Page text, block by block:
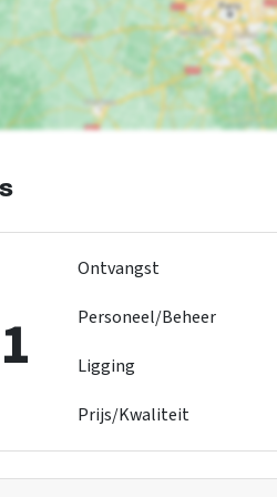
Ontvangst
Personeel/Beheer
Ligging
Prijs/Kwaliteit